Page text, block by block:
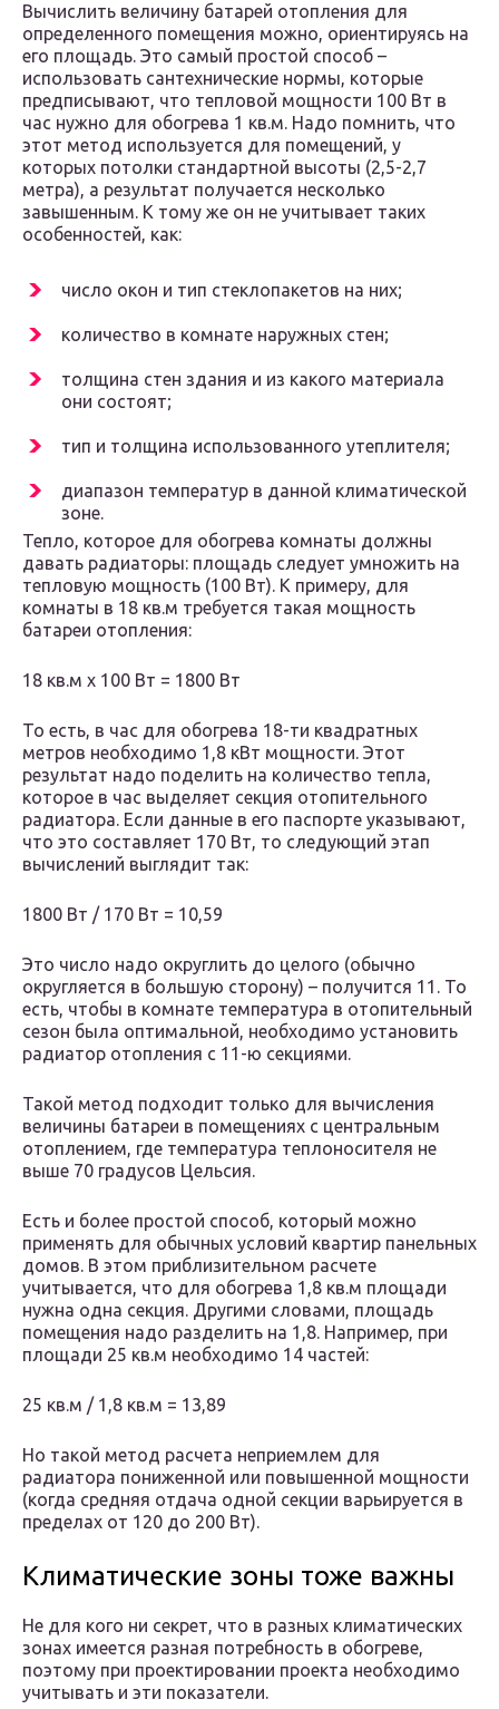
Вычислить величину батарей отопления для
определенного помещения можно, ориентируясь на
его площадь. Это самый простой способ –
использовать сантехнические нормы, которые
предписывают, что тепловой мощности 100 Вт в
час нужно для обогрева 1 кв.м. Надо помнить, что
этот метод используется для помещений, у
которых потолки стандартной высоты (2,5-2,7
метра), а результат получается несколько
завышенным. К тому же он не учитывает таких
особенностей, как:
число окон и тип стеклопакетов на них;
количество в комнате наружных стен;
толщина стен здания и из какого материала
они состоят;
тип и толщина использованного утеплителя;
диапазон температур в данной климатической
зоне.
Тепло, которое для обогрева комнаты должны
давать радиаторы: площадь следует умножить на
тепловую мощность (100 Вт). К примеру, для
комнаты в 18 кв.м требуется такая мощность
батареи отопления:
18 кв.м х 100 Вт = 1800 Вт
То есть, в час для обогрева 18-ти квадратных
метров необходимо 1,8 кВт мощности. Этот
результат надо поделить на количество тепла,
которое в час выделяет секция отопительного
радиатора. Если данные в его паспорте указывают,
что это составляет 170 Вт, то следующий этап
вычислений выглядит так:
1800 Вт / 170 Вт = 10,59
Это число надо округлить до целого (обычно
округляется в большую сторону) – получится 11. То
есть, чтобы в комнате температура в отопительный
сезон была оптимальной, необходимо установить
радиатор отопления с 11-ю секциями.
Такой метод подходит только для вычисления
величины батареи в помещениях с центральным
отоплением, где температура теплоносителя не
выше 70 градусов Цельсия.
Есть и более простой способ, который можно
применять для обычных условий квартир панельных
домов. В этом приблизительном расчете
учитывается, что для обогрева 1,8 кв.м площади
нужна одна секция. Другими словами, площадь
помещения надо разделить на 1,8. Например, при
площади 25 кв.м необходимо 14 частей:
25 кв.м / 1,8 кв.м = 13,89
Но такой метод расчета неприемлем для
радиатора пониженной или повышенной мощности
(когда средняя отдача одной секции варьируется в
пределах от 120 до 200 Вт).
Климатические зоны тоже важны
Не для кого ни секрет, что в разных климатических
зонах имеется разная потребность в обогреве,
поэтому при проектировании проекта необходимо
учитывать и эти показатели.